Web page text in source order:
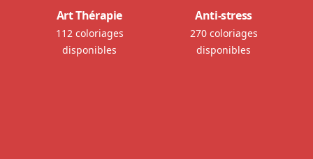
Art Thérapie
112 coloriages
disponibles
Anti-stress
270 coloriages
disponibles